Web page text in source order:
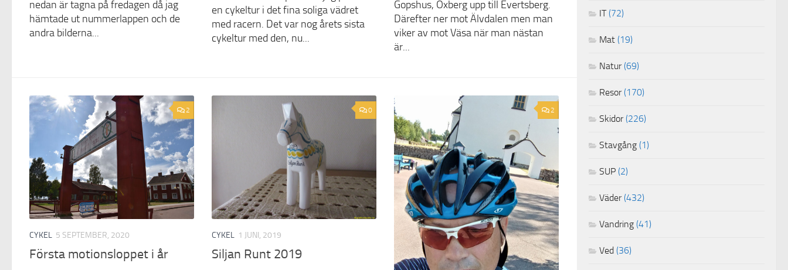
nedan är tagna på fredagen då jag
hämtade ut nummerlappen och de
andra bilderna...
en cykeltur i det fina soliga vädret
med racern. Det var nog årets sista
cykeltur med den, nu...
Gopshus, Oxberg upp till Evertsberg.
Därefter ner mot Älvdalen men man
viker av mot Väsa när man nästan
är...
2
CYKEL 5 SEPTEMBER, 2020
Första motionsloppet i år
0
CYKEL 1 JUNI, 2019
Siljan Runt 2019
2
IT(72)
Mat (19)
Natur(69)
Resor(170)
Skidor(226)
Stavgång (1)
SUP (2)
Väder(432)
Vandring (41)
Ved (36)